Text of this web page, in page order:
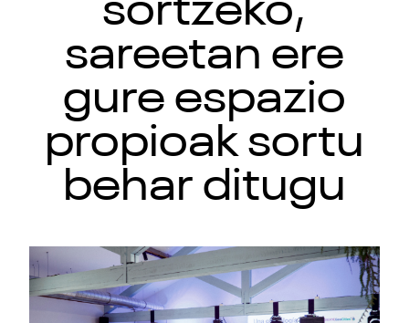
sortzeko,
sareetan ere
gure espazio
propioak sortu
behar ditugu